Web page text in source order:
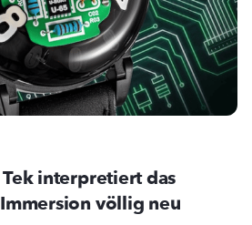
interpretiert das
völlig neu